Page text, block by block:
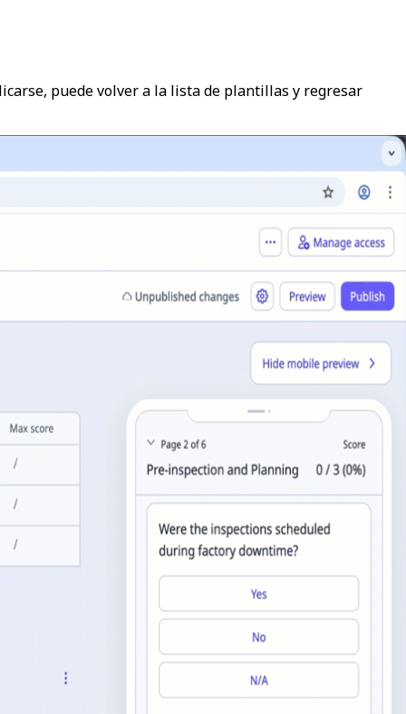
puede volver a la lista de plantillas y regresar